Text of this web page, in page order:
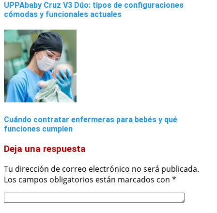
UPPAbaby Cruz V3 Dúo: tipos de configuraciones
cómodas y funcionales actuales
Cuándo contratar enfermeras para bebés y qué
funciones cumplen
Deja una respuesta
Tu dirección de correo electrónico no será publicada.
Los campos obligatorios están marcados con *